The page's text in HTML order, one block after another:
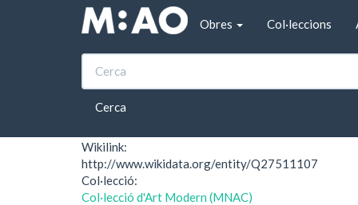
Vés al contingut
Obres
Col·leccions
Cerca
Inici Entrada d'un hort. Sevilla
Entrada d'un hort.
Wikilink:
http://www.wikidata.org/entity/Q27511107
Col·lecció:
Col·lecció d'Art Modern (MNAC)